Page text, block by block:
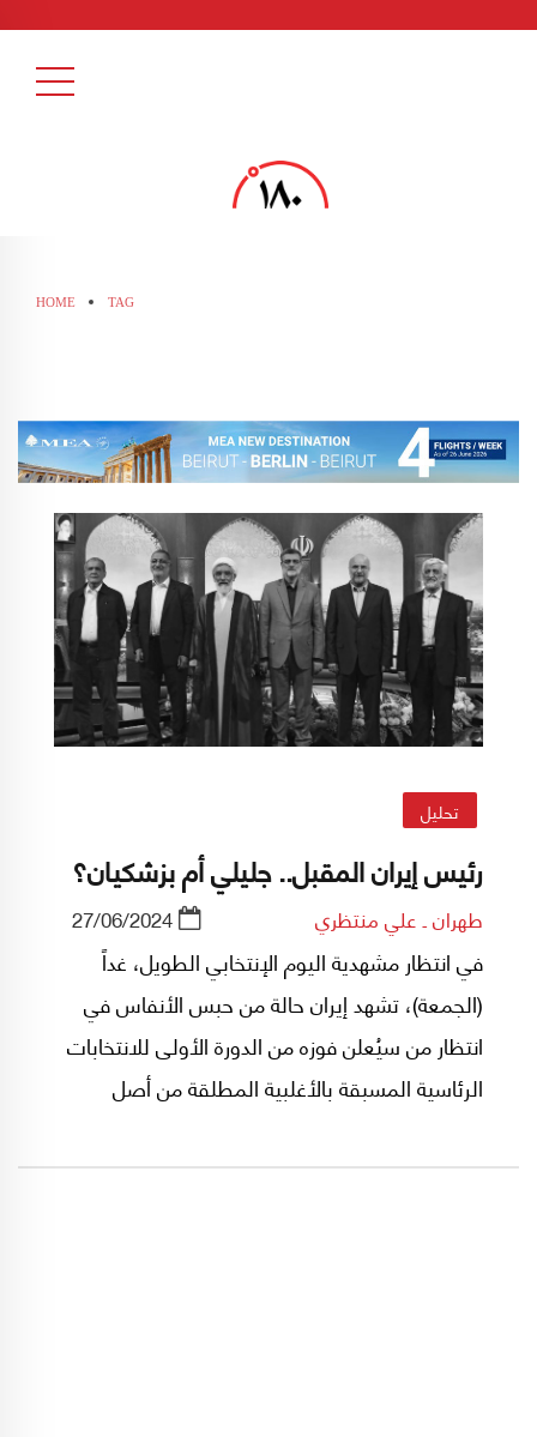
HOME TAG
تحليل
رئيس إيران المقبل.. جليلي أم بزشكيان؟
طهران ـ علي منتظري 27/06/2024
في انتظار مشهدية اليوم الإنتخابي الطويل، غداً
(الجمعة)، تشهد إيران حالة من حبس الأنفاس في
انتظار من سيُعلن فوزه من الدورة الأولى للانتخابات
الرئاسية المسبقة بالأغلبية المطلقة من أصل
للغاية إلا إذا بلغت نسبة التصويت رقماً قياسياً